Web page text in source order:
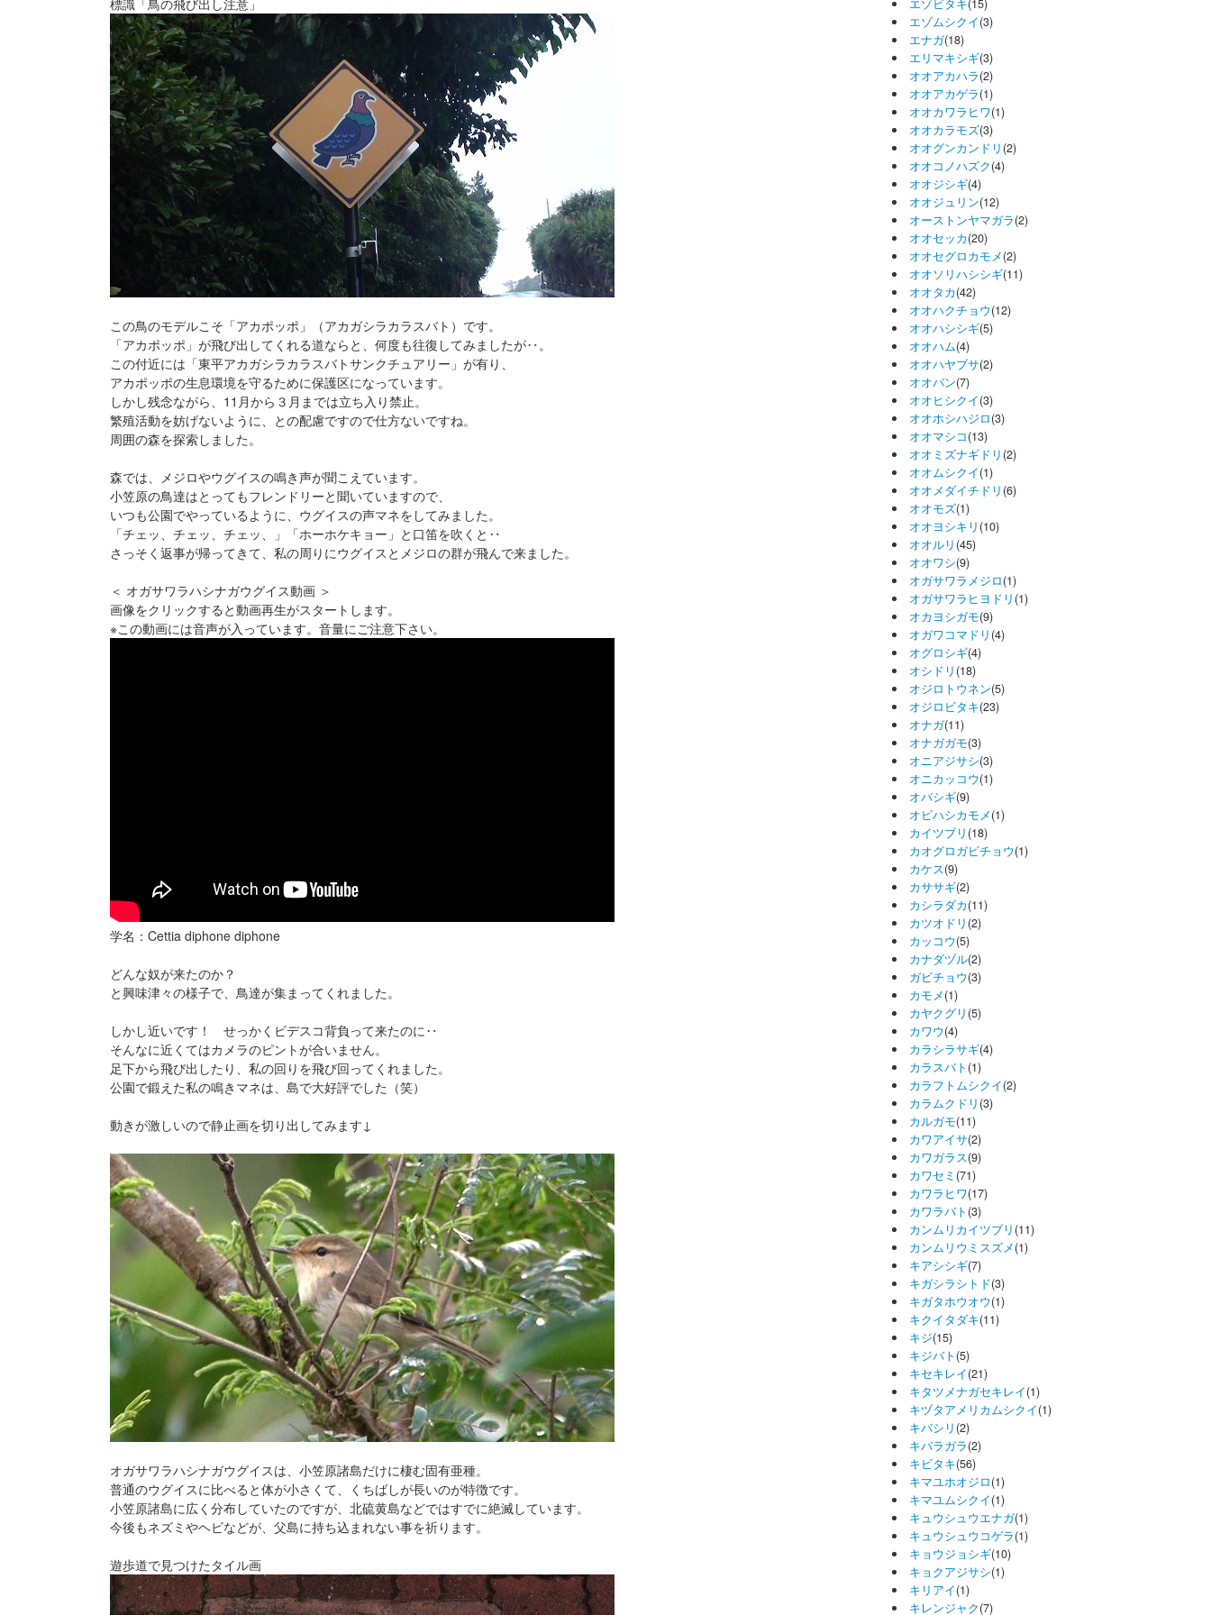
標識「鳥の飛び出し注意」
この鳥のモデルこそ「アカポッポ」（アカガシラカラスバト）です。
「アカポッポ」が飛び出してくれる道ならと、何度も往復してみましたが‥。
この付近には「東平アカガシラカラスバトサンクチュアリー」が有り、
アカポッポの生息環境を守るために保護区になっています。
しかし残念ながら、11月から３月までは立ち入り禁止。
繁殖活動を妨げないように、との配慮ですので仕方ないですね。
周囲の森を探索しました。
森では、メジロやウグイスの鳴き声が聞こえています。
小笠原の鳥達はとってもフレンドリーと聞いていますので、
いつも公園でやっているように、ウグイスの声マネをしてみました。
「チェッ、チェッ、チェッ、」「ホーホケキョー」と口笛を吹くと‥
さっそく返事が帰ってきて、私の周りにウグイスとメジロの群が飛んで来ました。
＜ オガサワラハシナガウグイス動画 ＞
画像をクリックすると動画再生がスタートします。
※この動画には音声が入っています。音量にご注意下さい。
学名：Cettia diphone diphone
どんな奴が来たのか？
と興味津々の様子で、鳥達が集まってくれました。
しかし近いです！ せっかくビデスコ背負って来たのに‥
そんなに近くてはカメラのピントが合いません。
足下から飛び出したり、私の回りを飛び回ってくれました。
公園で鍛えた私の鳴きマネは、島で大好評でした（笑）
動きが激しいので静止画を切り出してみます↓
オガサワラハシナガウグイスは、小笠原諸島だけに棲む固有亜種。
普通のウグイスに比べると体が小さくて、くちばしが長いのが特徴です。
小笠原諸島に広く分布していたのですが、北硫黄島などではすでに絶滅しています。
今後もネズミやヘビなどが、父島に持ち込まれない事を祈ります。
遊歩道で見つけたタイル画
エゾビタキ(15)
エゾムシクイ(3)
エナガ(18)
エリマキシギ(3)
オオアカハラ(2)
オオアカゲラ(1)
オオカワラヒワ(1)
オオカラモズ(3)
オオグンカンドリ (2)
オオコノハズク(4)
オオジシギ(4)
オオジュリン(12)
オーストンヤマガラ(2)
オオセッカ(20)
オオセグロカモメ(2)
オオソリハシシギ(11)
オオタカ(42)
オオハクチョウ(12)
オオハシシギ(5)
オオハム(4)
オオハヤブサ(2)
オオバン(7)
オオヒシクイ(3)
オオホシハジロ(3)
オオマシコ(13)
オオミズナギドリ (2)
オオムシクイ(1)
オオメダイチドリ (6)
オオモズ(1)
オオヨシキリ (10)
オオルリ (45)
オオワシ(9)
オガサワラメジロ(1)
オガサワラヒヨドリ (1)
オカヨシガモ(9)
オガワコマドリ (4)
オグロシギ(4)
オシドリ (18)
オジロトウネン(5)
オジロビタキ(23)
オナガ(11)
オナガガモ(3)
オニアジサシ(3)
オニカッコウ(1)
オバシギ(9)
オビハシカモメ(1)
カイツブリ (18)
カオグロガビチョウ(1)
カケス(9)
カササギ(2)
カシラダカ(11)
カツオドリ (2)
カッコウ(5)
カナダヅル(2)
ガビチョウ(3)
カモメ(1)
カヤクグリ (5)
カワウ(4)
カラシラサギ(4)
カラスバト (1)
カラフトムシクイ(2)
カラムクドリ (3)
カルガモ(11)
カワアイサ(2)
カワガラス(9)
カワセミ (71)
カワラヒワ(17)
カワラバト (3)
カンムリカイツブリ (11)
カンムリウミスズメ(1)
キアシシギ(7)
キガシラシトド(3)
キガタホウオウ(1)
キクイタダキ(11)
キジ(15)
キジバト (5)
キセキレイ(21)
キタツメナガセキレイ(1)
キヅタアメリカムシクイ(1)
キバシリ (2)
キバラガラ(2)
キビタキ(56)
キマユホオジロ(1)
キマユムシクイ(1)
キュウシュウエナガ(1)
キュウシュウコゲラ(1)
キョウジョシギ(10)
キョクアジサシ(1)
キリアイ(1)
キレンジャク(7)